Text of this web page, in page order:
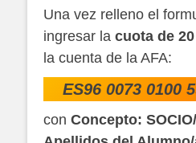
Una vez relleno el
ingresar la cuota de
la cuenta de la AFA:
ES96 0073 0100
con Concepto: